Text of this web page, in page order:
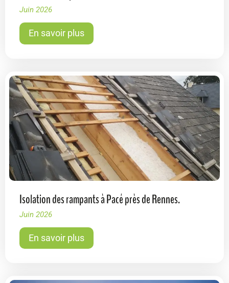
Juin 2026
En savoir plus
Isolation des rampants à Pacé près de Rennes.
Juin 2026
En savoir plus